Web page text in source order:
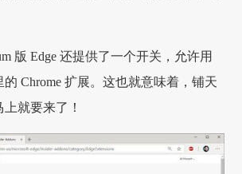
版 Edge 还提供了一个开关，允许用
的 Chrome 扩展。这也就意味着，铺天
就要来了！